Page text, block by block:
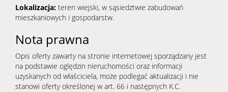
Lokalizacja: teren wiejski, w sąsiedztwie zabudowań
mieszkaniowych i gospodarstw.
Nota prawna
Opis oferty zawarty na stronie internetowej sporządzany jest
na podstawie oględzin nieruchomości oraz informacji
uzyskanych od właściciela, może podlegać aktualizacji i nie
stanowi oferty określonej w art. 66 i następnych K.C.